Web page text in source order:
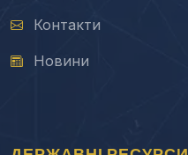
Контакти
Новини